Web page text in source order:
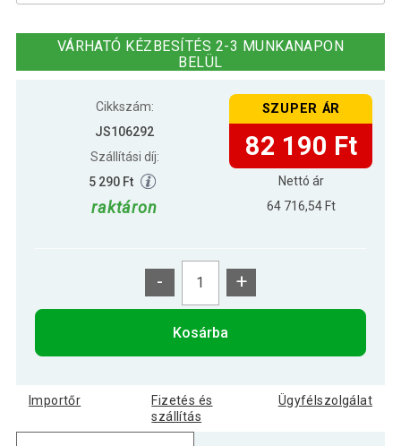
csúszdával összecsukható
VÁRHATÓ KÉZBESÍTÉS 2-3 MUNKANAPON
BELÜL
Cikkszám:
JS106292
Szállítási díj:
5 290 Ft
raktáron
SZUPER ÁR
82 190 Ft
Nettó ár
64 716,54 Ft
- +
Kosárba
Importőr
Fizetés és
szállítás
Ügyfélszolgálat